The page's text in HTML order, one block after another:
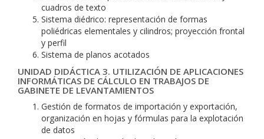
cuadros de texto
Sistema diédrico: representación de formas
poliédricas elementales y cilindros; proyección frontal
y perfil
Sistema de planos acotados
UNIDAD DIDÁCTICA 3. UTILIZACIÓN DE APLICACIONES
INFORMÁTICAS DE CÁLCULO EN TRABAJOS DE
GABINETE DE LEVANTAMIENTOS
Gestión de formatos de importación y exportación,
organización en hojas y fórmulas para la explotación
de datos